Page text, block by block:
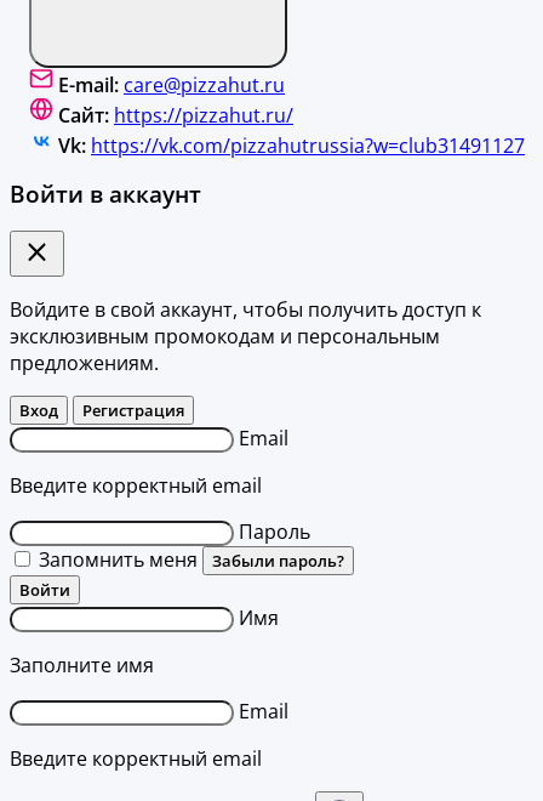
E-mail: care@pizzahut.ru
Сайт: https://pizzahut.ru/
Vk: https://vk.com/pizzahutrussia?w=club31491127
Войти в аккаунт
Войдите в свой аккаунт, чтобы получить доступ к
эксклюзивным промокодам и персональным
предложениям.
Вход Регистрация
Email
Введите корректный email
Пароль
Запомнить меня
Забыли пароль?
Войти
Имя
Заполните имя
Email
Введите корректный email